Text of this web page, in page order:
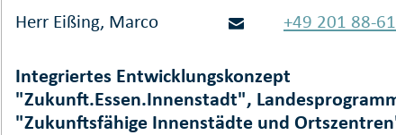
Herr Eißing, Marco +49 201 88-
Integriertes Entwicklungskonzept
"Zukunft.Essen.Innenstadt",
"Zukunftsfähige Innenstädte und